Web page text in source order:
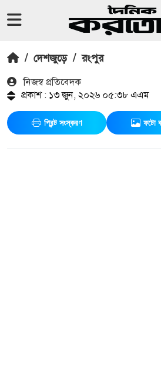
/ দেশজুড়ে / রংপুর
নিজস্ব প্রতিবেদক
প্রকাশ : ১৩ জুন, ২০২৬ ০৫:৩৮ এএম
প্রিন্ট সংস্করণ ফটো